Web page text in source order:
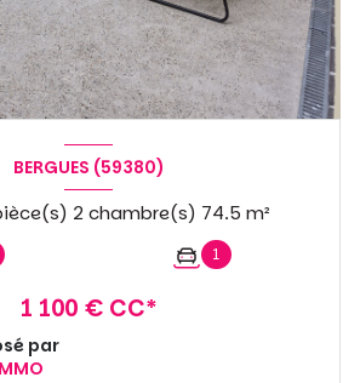
BERGUES (59380)
Maison 3 pièce(s) 2 chambre(s) 74.5 m²
1
1 100 € CC*
par